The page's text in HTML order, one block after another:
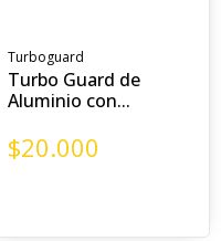
Turboguard
Turbo Guard de
Aluminio con...
$20.000